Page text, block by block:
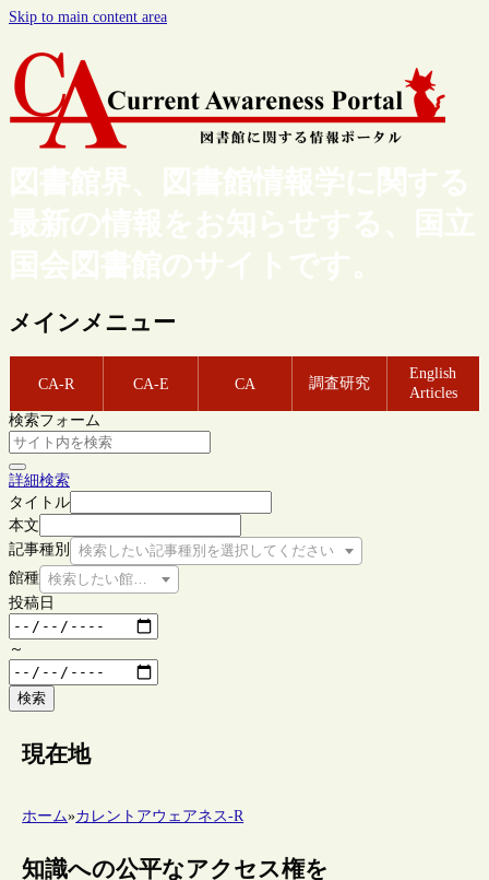
Skip to main content area
図書館界、図書館情報学に関する
最新の情報をお知らせする、国立
国会図書館のサイトです。
メインメニュー
CA-R CA-E CA 調査研究
English
Articles
検索フォーム
詳細検索
タイトル
本文
記事種別
検索したい記事種別を選択してください
館種 検索したい館種を選択してください
投稿日
～
検索
現在地
ホーム»カレントアウェアネス-R
知識への公平なアクセス権を